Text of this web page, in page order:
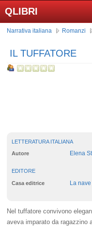
QLIBRI
Narrativa italiana Romanzi
IL TUFFATORE
LETTERATURA ITALIANA
Autore Elena
EDITORE
Casa editrice La
Nel tuffatore convivono
aveva imparato da ragazzino